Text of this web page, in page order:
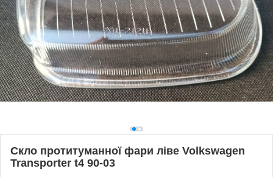
Скло протитуманної фари ліве Volkswagen
Transporter t4 90-03